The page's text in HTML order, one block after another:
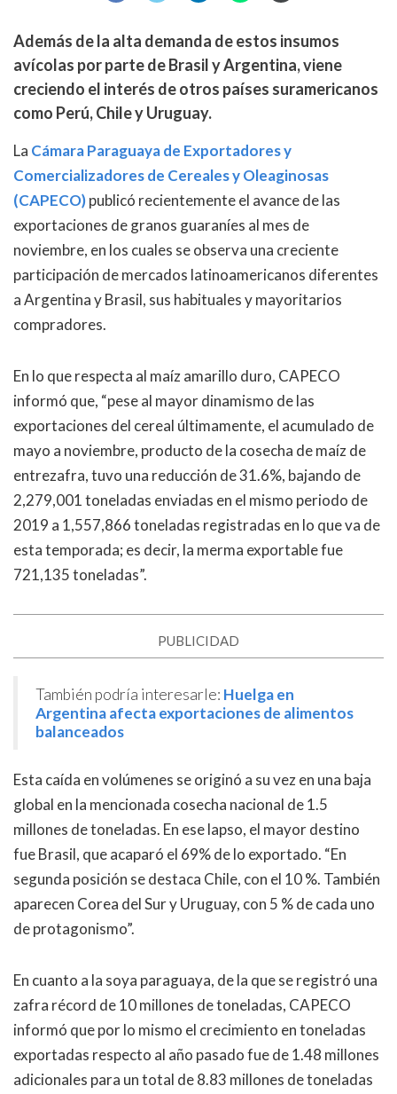
Además de la alta demanda de estos insumos
avícolas por parte de Brasil y Argentina, viene
creciendo el interés de otros países suramericanos
como Perú, Chile y Uruguay.
La Cámara Paraguaya de Exportadores y
Comercializadores de Cereales y Oleaginosas
(CAPECO)publicó recientemente el avance de las
exportaciones de granos guaraníes al mes de
noviembre, en los cuales se observa una creciente
participación de mercados latinoamericanos diferentes
a Argentina y Brasil, sus habituales y mayoritarios
compradores.
En lo que respecta al maíz amarillo duro, CAPECO
informó que, “pese al mayor dinamismo de las
exportaciones del cereal últimamente, el acumulado de
mayo a noviembre, producto de la cosecha de maíz de
entrezafra, tuvo una reducción de 31.6%, bajando de
2,279,001 toneladas enviadas en el mismo periodo de
2019 a 1,557,866 toneladas registradas en lo que va de
esta temporada; es decir, la merma exportable fue
721,135 toneladas”.
PUBLICIDAD
También podría interesarle: Huelga en
Argentina afecta exportaciones de alimentos
balanceados
Esta caída en volúmenes se originó a su vez en una baja
global en la mencionada cosecha nacional de 1.5
millones de toneladas. En ese lapso, el mayor destino
fue Brasil, que acaparó el 69% de lo exportado. “En
segunda posición se destaca Chile, con el 10 %. También
aparecen Corea del Sur y Uruguay, con 5 % de cada uno
de protagonismo”.
En cuanto a la soya paraguaya, de la que se registró una
zafra récord de 10 millones de toneladas, CAPECO
informó que por lo mismo el crecimiento en toneladas
exportadas respecto al año pasado fue de 1.48 millones
adicionales para un total de 8.83 millones de toneladas